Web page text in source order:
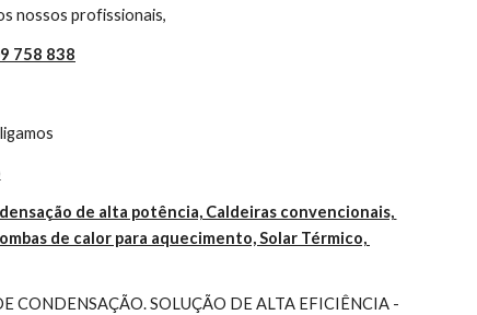
nossos profissionais,
758 838
de alta potência, Caldeiras convencionais,
de calor para aquecimento, Solar Térmico,
CONDENSAÇÃO. SOLUÇÃO DE ALTA EFICIÊNCIA -